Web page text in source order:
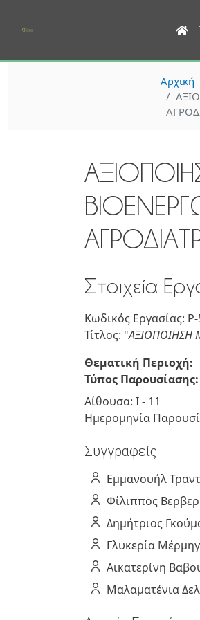
Αρχική
Στοιχεία
Κωδικός Εργασίας:
Τίτλος: "ΑΞΙΟΠΟΙΗΣΗ
Θεματική Περιοχή:
Τύπος Παρουσίασης:
Αίθουσα: Ι - 11
Ημερομηνία
Συγγραφείς
Εμμανουήλ
Φίλιππος
Δημήτριος
Γλυκερία
Αικατερίνη
Μαλαματένια